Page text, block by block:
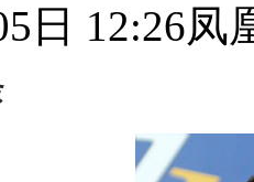
日 12:26凤